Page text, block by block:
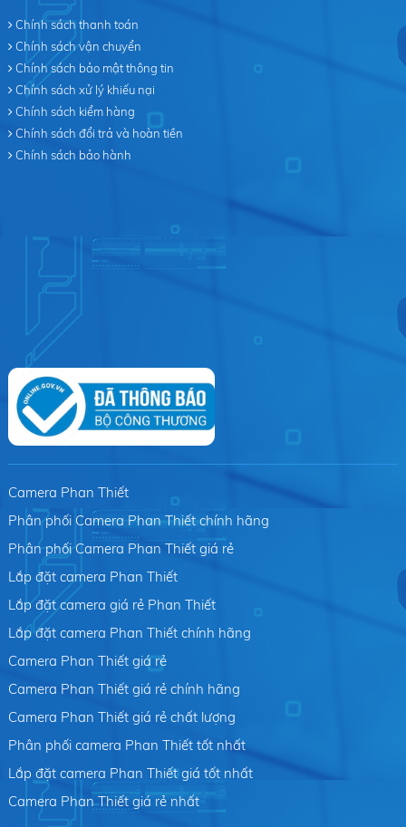
Chính sách thanh toán
Chính sách vận chuyển
Chính sách bảo mật thông tin
Chính sách xử lý khiếu nại
Chính sách kiểm hàng
Chính sách đổi trả và hoàn tiền
Chính sách bảo hành
Camera Phan Thiết
Phân phối Camera Phan Thiết chính hãng
Phân phối Camera Phan Thiết giá rẻ
Lắp đặt camera Phan Thiết
Lắp đặt camera giá rẻ Phan Thiết
Lắp đặt camera Phan Thiết chính hãng
Camera Phan Thiết giá rẻ
Camera Phan Thiết giá rẻ chính hãng
Camera Phan Thiết giá rẻ chất lượng
Phân phối camera Phan Thiết tốt nhất
Lắp đặt camera Phan Thiết giá tốt nhất
Camera Phan Thiết giá rẻ nhất